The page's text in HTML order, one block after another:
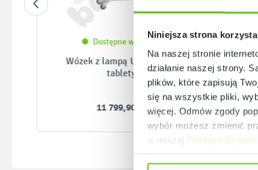
Niniejsza strona
Na naszej stronie
działanie naszej strony.
plików, które zapisują
się na wszystkie pliki,
więcej. Odmów zgody
wybór możesz zmienić
w naszej Polityce
Dostępne warianty
Wózek z lampą UV-C na 32
tablety
11 799,90 zł